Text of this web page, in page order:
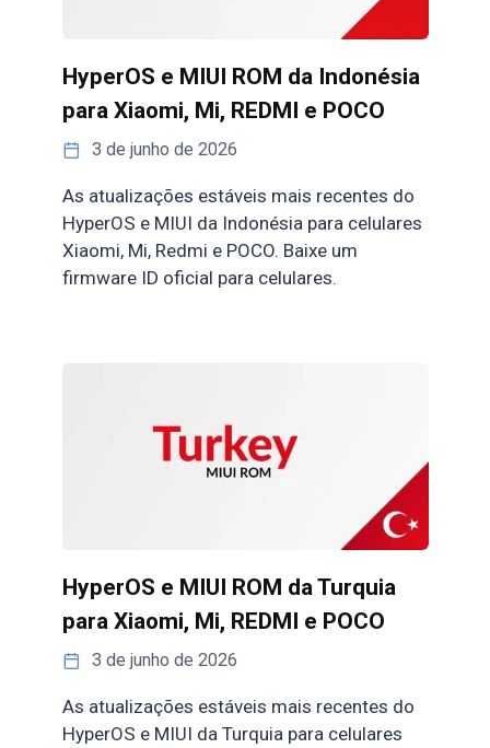
HyperOS e MIUI ROM da Indonésia
para Xiaomi, Mi, REDMI e POCO
3 de junho de 2026
As atualizações estáveis mais recentes do
HyperOS e MIUI da Indonésia para celulares
Xiaomi, Mi, Redmi e POCO. Baixe um
firmware ID oficial para celulares.
HyperOS e MIUI ROM da Turquia
para Xiaomi, Mi, REDMI e POCO
3 de junho de 2026
As atualizações estáveis mais recentes do
HyperOS e MIUI da Turquia para celulares